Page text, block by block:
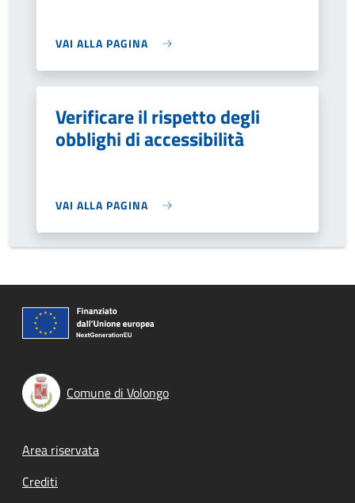
VAI ALLA PAGINA
Verificare il rispetto degli
obblighi di accessibilità
VAI ALLA PAGINA
Comune di Volongo
Footer menu
Area riservata
Crediti